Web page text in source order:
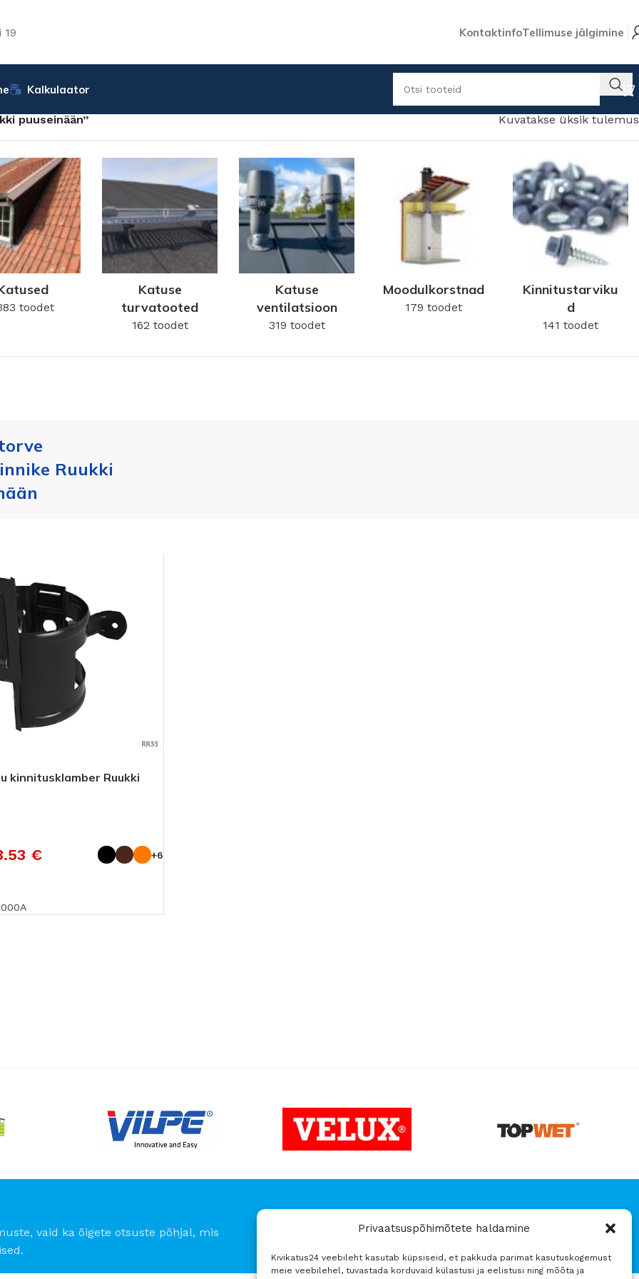
Privaatsuspõhimõtete haldamine
Kivikatus24 veebileht kasutab küpsiseid, et pakkuda parimat kasutuskogemust
meie veebilehel, tuvastada korduvaid külastusi ja eelistusi ning mõõta ja
KontaktinfoTellimuse jälgimine
KATUSE KAITSE
Linnutõke
Tuulutusroov
Putukavõrk
Ventileeriv lint
Kalkulaator
puuseinään” Kuvatakse üksik tulemus
toodet
Katuse
turvatooted
162 toodet
Katuse
ventilatsioon
319 toodet
Moodulkorstnad
179 toodet
Kinnitustarviku
d
141 toodet
Ruukki
kinnitusklamber Ruukki
€ +6
vaid ka õigete otsuste põhjal, mis